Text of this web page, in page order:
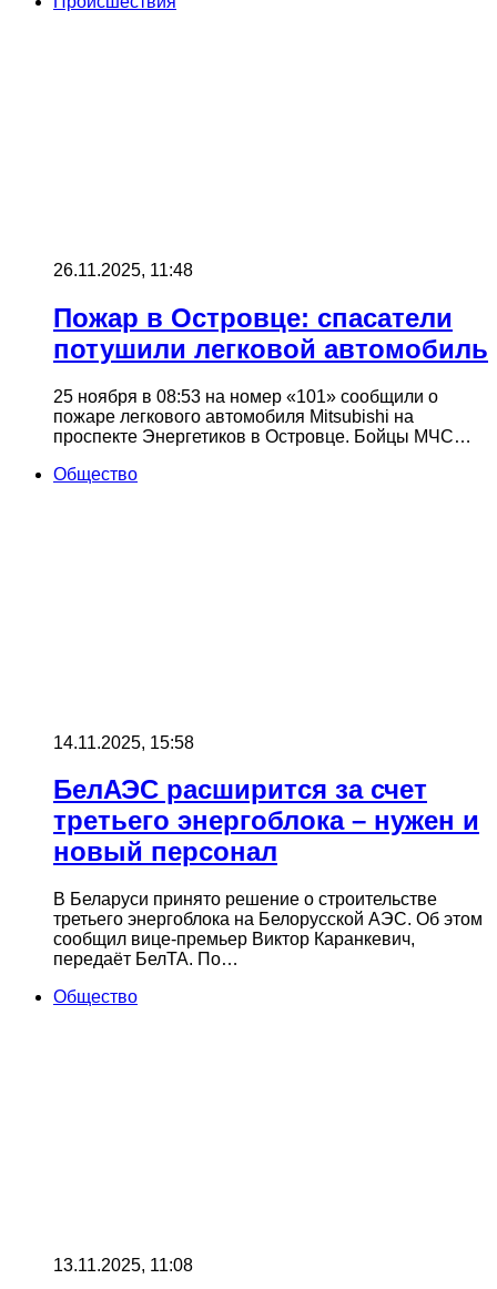
26.11.2025, 11:48
Пожар в Островце: спасатели
потушили легковой автомобиль
25 ноября в 08:53 на номер «101» сообщили о
пожаре легкового автомобиля Mitsubishi на
проспекте Энергетиков в Островце. Бойцы МЧС…
Общество
14.11.2025, 15:58
БелАЭС расширится за счет
третьего энергоблока – нужен и
новый персонал
В Беларуси принято решение о строительстве
третьего энергоблока на Белорусской АЭС. Об этом
сообщил вице-премьер Виктор Каранкевич,
передаёт БелТА. По…
Общество
13.11.2025, 11:08